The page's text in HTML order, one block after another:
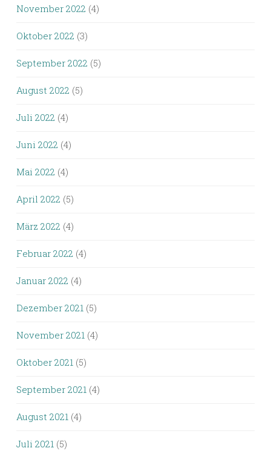
November 2022 (4)
Oktober 2022 (3)
September 2022 (5)
August 2022 (5)
Juli 2022 (4)
Juni 2022 (4)
Mai 2022 (4)
April 2022 (5)
März 2022 (4)
Februar 2022 (4)
Januar 2022 (4)
Dezember 2021 (5)
November 2021 (4)
Oktober 2021 (5)
September 2021 (4)
August 2021 (4)
Juli 2021 (5)